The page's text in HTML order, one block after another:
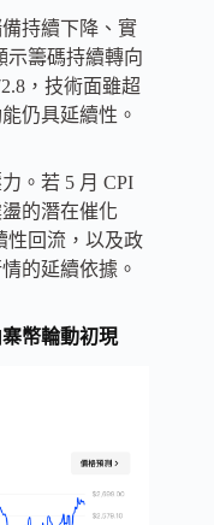
持續下降、實
示籌碼持續轉向
，技術面雖超
仍具延續性。
。若 5 月 CPI
的潛在催化
性回流，以及政
的延續依據。
幣輪動初現